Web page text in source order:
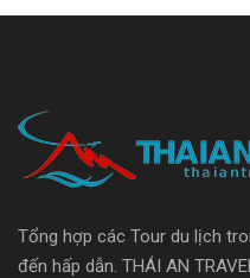
Tổng hợp các Tour du lịch
đến hấp dẫn. THÁI AN